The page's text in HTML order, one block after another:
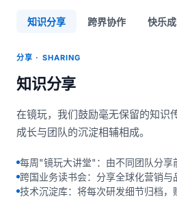
知识分享 跨界协作 快乐
分享 · SHARING
知识分享
在镜玩，我们鼓励毫无保留的知识
成长与团队的沉淀相辅相成。
每周"镜玩大讲堂"：由不同团队分享
跨国业务读书会：分享全球化营销与
技术沉淀库：将每次研发细节归档，